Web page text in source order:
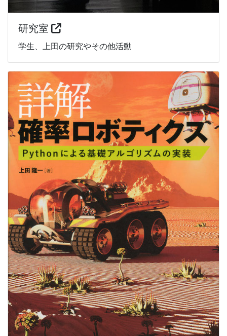
研究室
学生、上田の研究やその他活動